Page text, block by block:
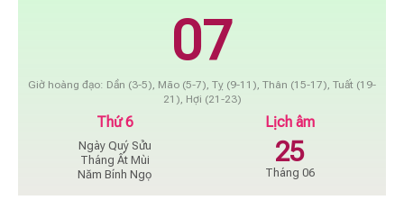
07
Giờ hoàng đạo: Dần (3-5), Mão (5-7), Tỵ (9-11), Thân (15-17), Tuất (19-
21), Hợi (21-23)
Thứ 6
Ngày Quý Sửu
Tháng Ất Mùi
Năm Bính Ngọ
Lịch âm
25
Tháng 06